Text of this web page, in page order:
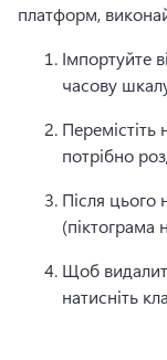
платформ,
Імпортуйте
часову
Перемістіть
потрібно
Після цього
(піктограма
Щоб
натисніть